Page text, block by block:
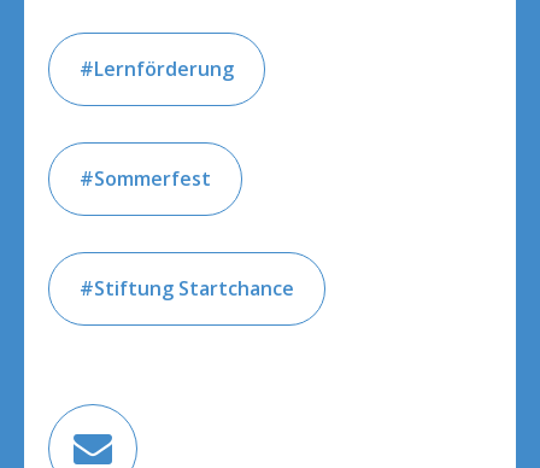
Lernförderung
Sommerfest
Stiftung Startchance